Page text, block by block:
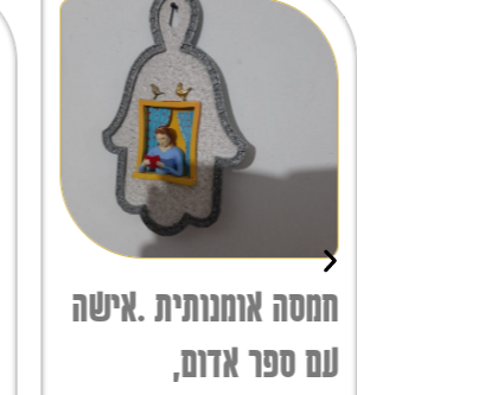
חמסה אומנותית .אישה
עם ספר אדום,